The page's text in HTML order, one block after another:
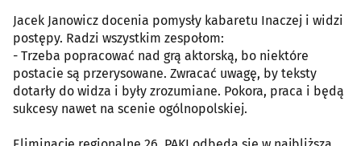
Jacek Janowicz docenia pomysły kabaretu Inaczej i widzi
postępy. Radzi wszystkim zespołom:
- Trzeba popracować nad grą aktorską, bo niektóre
postacie są przerysowane. Zwracać uwagę, by teksty
dotarły do widza i były zrozumiane. Pokora, praca i będą
sukcesy nawet na scenie ogólnopolskiej.